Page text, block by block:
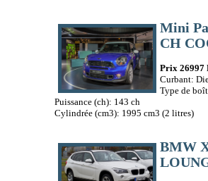
Mini
CH
Prix 26997
Curbant:
Type de
Puissance (ch): 143 ch
Cylindrée (cm3): 1995 cm3 (2 litres)
BMW